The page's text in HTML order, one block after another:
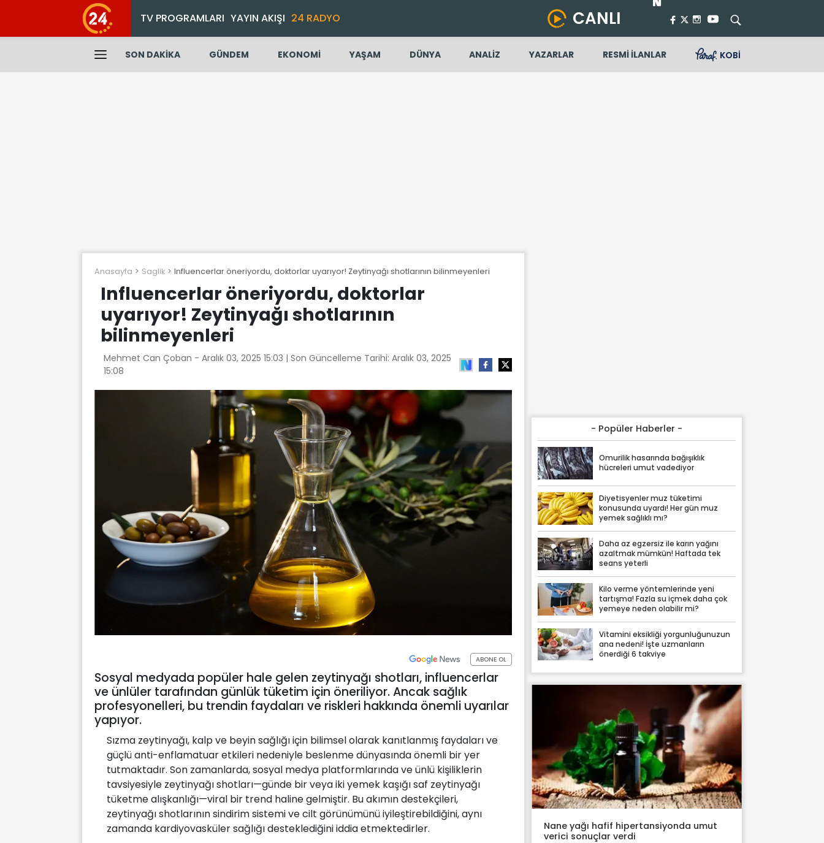
TV PROGRAMLARI YAYIN AKIŞI 24 RADYO CANLI
SON DAKİKA GÜNDEM EKONOMİ YAŞAM DÜNYA ANALİZ YAZARLAR RESMİ İLANLAR KOBİ
Anasayfa Saglik Influencerlar öneriyordu, doktorlar uyarıyor! Zeytinyağı shotlarının bilinmeyenleri
Influencerlar öneriyordu, doktorlar
uyarıyor! Zeytinyağı shotlarının
bilinmeyenleri
Mehmet Can Çoban - Aralık 03, 2025 15:03 | Son Güncelleme Tarihi: Aralık 03, 2025
15:08
ABONE OL
Sosyal medyada popüler hale gelen zeytinyağı shotları, influencerlar
ve ünlüler tarafından günlük tüketim için öneriliyor. Ancak sağlık
profesyonelleri, bu trendin faydaları ve riskleri hakkında önemli uyarılar
yapıyor.
Sızma zeytinyağı, kalp ve beyin sağlığı için bilimsel olarak kanıtlanmış faydaları ve
güçlü anti-enflamatuar etkileri nedeniyle beslenme dünyasında önemli bir yer
tutmaktadır. Son zamanlarda, sosyal medya platformlarında ve ünlü kişiliklerin
tavsiyesiyle zeytinyağı shotları—günde bir veya iki yemek kaşığı saf zeytinyağı
tüketme alışkanlığı—viral bir trend haline gelmiştir. Bu akımın destekçileri,
zeytinyağı shotlarının sindirim sistemi ve cilt görünümünü iyileştirebildiğini, aynı
zamanda kardiyovasküler sağlığı desteklediğini iddia etmektedirler.
- Popüler Haberler -
Omurilik hasarında bağışıklık
hücreleri umut vadediyor
Diyetisyenler muz tüketimi
konusunda uyardı! Her gün muz
yemek sağlıklı mı?
Daha az egzersiz ile karın yağını
azaltmak mümkün! Haftada tek
seans yeterli
Kilo verme yöntemlerinde yeni
tartışma! Fazla su içmek daha çok
yemeye neden olabilir mi?
Vitamini eksikliği yorgunluğunuzun
ana nedeni! İşte uzmanların
önerdiği 6 takviye
Nane yağı hafif hipertansiyonda umut
verici sonuçlar verdi